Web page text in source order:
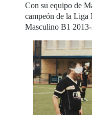
Con su equipo de
campeón de la Liga
Masculino B1